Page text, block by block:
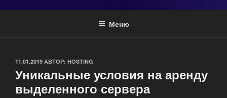
Меню
ОПУБЛИКОВАНО
11.01.2019 АВТОР: HOSTING
Уникальные условия на аренду
выделенного сервера